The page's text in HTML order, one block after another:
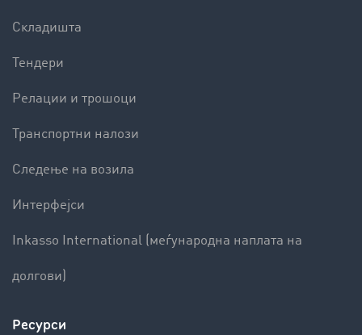
Складишта
Тендери
Релации и трошоци
Транспортни налози
Следење на возила
Интерфејси
Inkasso International (меѓународна наплата на
долгови)
Ресурси